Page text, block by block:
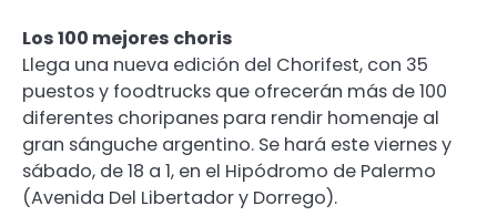
Los 100 mejores choris
Llega una nueva edición del Chorifest, con 35
puestos y foodtrucks que ofrecerán más de 100
diferentes choripanes para rendir homenaje al
gran sánguche argentino. Se hará este viernes y
sábado, de 18 a 1, en el Hipódromo de Palermo
(Avenida Del Libertador y Dorrego).